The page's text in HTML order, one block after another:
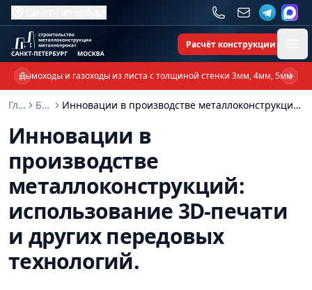
Расчёт конструкции
Дымоходы и газоходы из листа с толщиной стенки 3мм, 4мм, 5мм
Previous slide
Главная
Блог Инновации в производстве металлоконструкций: использование 3D-печати и других передовых технологий.
Инновации в
производстве
металлоконструкций:
использование 3D-печати
и других передовых
технологий.